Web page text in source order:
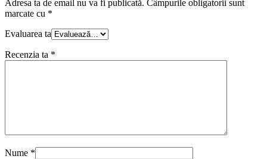
Adresa ta de email nu va fi publicată. Câmpurile obligatorii sunt
marcate cu *
Evaluarea ta
Recenzia ta *
Nume *